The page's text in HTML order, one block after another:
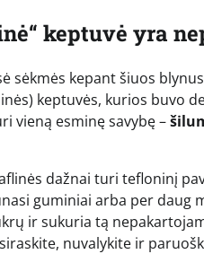
keptuvė yra
sėkmės kepant šiuos
keptuvės, kurios buvo
vieną esminę savybę –
dažnai turi tefloninį
guminiai arba per
ir sukuria tą
nuvalykite ir